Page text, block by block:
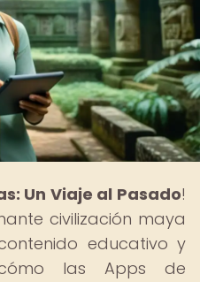
Un Viaje al Pasado!
civilización maya
educativo y
cómo las Apps de